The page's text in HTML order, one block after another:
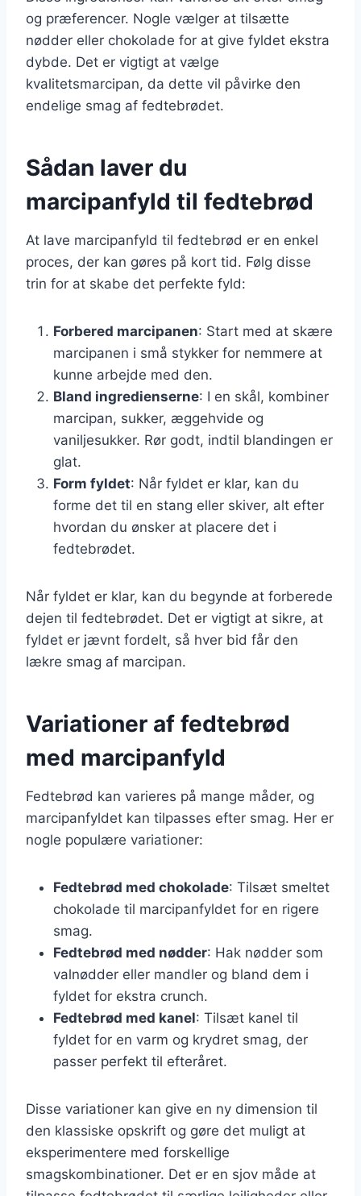
og præferencer. Nogle vælger at tilsætte
nødder eller chokolade for at give fyldet ekstra
dybde. Det er vigtigt at vælge
kvalitetsmarcipan, da dette vil påvirke den
endelige smag af fedtebrødet.
Sådan laver du
marcipanfyld til fedtebrød
At lave marcipanfyld til fedtebrød er en enkel
proces, der kan gøres på kort tid. Følg disse
trin for at skabe det perfekte fyld:
Forbered marcipanen: Start med at skære
marcipanen i små stykker for nemmere at
kunne arbejde med den.
Bland ingredienserne: I en skål, kombiner
marcipan, sukker, æggehvide og
vaniljesukker. Rør godt, indtil blandingen er
glat.
Form fyldet: Når fyldet er klar, kan du
forme det til en stang eller skiver, alt efter
hvordan du ønsker at placere det i
fedtebrødet.
Når fyldet er klar, kan du begynde at forberede
dejen til fedtebrødet. Det er vigtigt at sikre, at
fyldet er jævnt fordelt, så hver bid får den
lækre smag af marcipan.
Variationer af fedtebrød
med marcipanfyld
Fedtebrød kan varieres på mange måder, og
marcipanfyldet kan tilpasses efter smag. Her er
nogle populære variationer:
Fedtebrød med chokolade: Tilsæt smeltet
chokolade til marcipanfyldet for en rigere
smag.
Fedtebrød med nødder: Hak nødder som
valnødder eller mandler og bland dem i
fyldet for ekstra crunch.
Fedtebrød med kanel: Tilsæt kanel til
fyldet for en varm og krydret smag, der
passer perfekt til efteråret.
Disse variationer kan give en ny dimension til
den klassiske opskrift og gøre det muligt at
eksperimentere med forskellige
smagskombinationer. Det er en sjov måde at